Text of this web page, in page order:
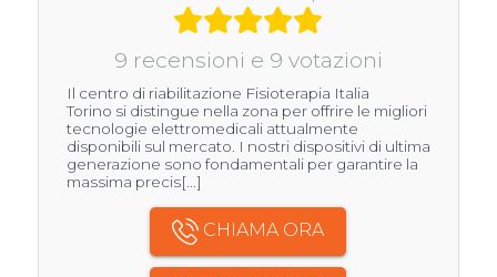
9 recensioni e 9 votazioni
Il centro di riabilitazione Fisioterapia Italia
Torino si distingue nella zona per offrire le migliori
tecnologie elettromedicali attualmente
disponibili sul mercato. I nostri dispositivi di ultima
generazione sono fondamentali per garantire la
massima precis[...]
CHIAMA ORA